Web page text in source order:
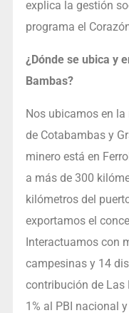
explica la gestión
programa el
¿Dónde se ubica y
Bambas?
Nos ubicamos en
de Cotabambas y
minero está en
a más de 300
kilómetros del
exportamos el
Interactuamos con
campesinas y 14
contribución de Las
1% al PBI nacional